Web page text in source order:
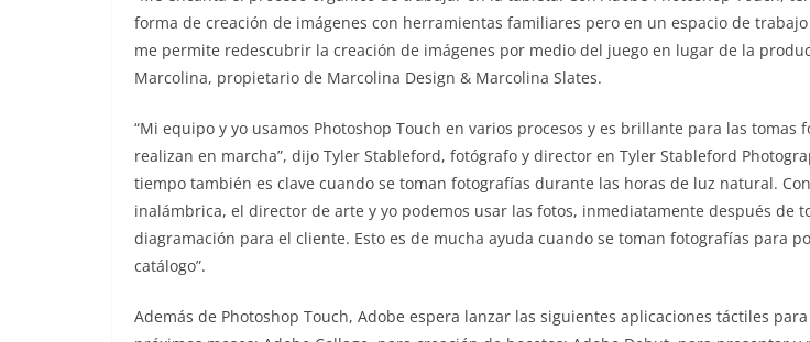
forma de creación de imágenes con herramientas familiares pero en un espacio de
me permite redescubrir la creación de imágenes por medio del juego en lugar de la
Marcolina, propietario de Marcolina Design & Marcolina Slates.
“Mi equipo y yo usamos Photoshop Touch en varios procesos y es brillante para las tomas
realizan en marcha”, dijo Tyler Stableford, fotógrafo y director en Tyler Stableford
tiempo también es clave cuando se toman fotografías durante las horas de luz natural.
inalámbrica, el director de arte y yo podemos usar las fotos, inmediatamente después de
diagramación para el cliente. Esto es de mucha ayuda cuando se toman fotografías para
catálogo”.
Además de Photoshop Touch, Adobe espera lanzar las siguientes aplicaciones táctiles